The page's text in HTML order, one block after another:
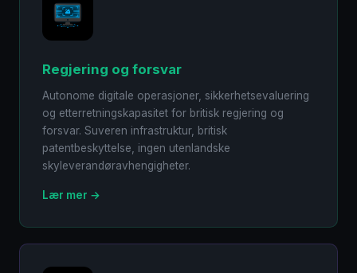
Regjering og forsvar
Autonome digitale operasjoner, sikkerhetsevaluering
og etterretningskapasitet for britisk regjering og
forsvar. Suveren infrastruktur, britisk
patentbeskyttelse, ingen utenlandske
skyleverandøravhengigheter.
Lær mer →